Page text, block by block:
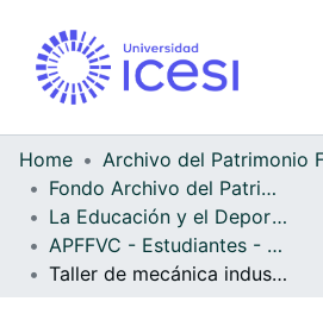
Home
Fondo Archivo del Patrimonio Fotográfico y Fílmico del Valle del Cauca
La Educación y el Deporte
APFFVC - Estudiantes - Patrimonial
Taller de mecánica industrial del Colegio Antonio José Camacho, Cali, fecha por identificar